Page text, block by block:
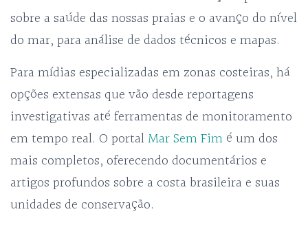
sobre a saúde das nossas praias e o avanço do nível
do mar, para análise de dados técnicos e mapas.
Para mídias especializadas em zonas costeiras, há
opções extensas que vão desde reportagens
investigativas até ferramentas de monitoramento
em tempo real. O portalMar Sem Fimé um dos
mais completos, oferecendo documentários e
artigos profundos sobre a costa brasileira e suas
unidades de conservação.